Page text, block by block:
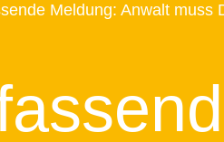
Meldung: Anwalt muss